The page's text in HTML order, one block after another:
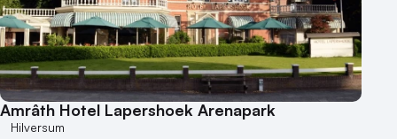
Amrâth Hotel Lapershoek Arenapark
Hilversum